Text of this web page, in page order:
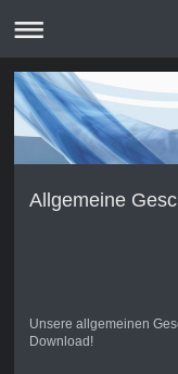
Allgemeine
Unsere allgemeinen Ge
Download!